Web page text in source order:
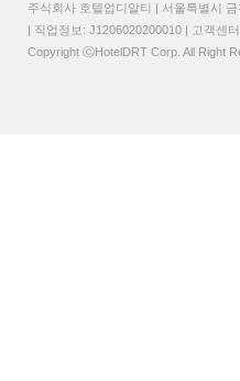
주식회사 호텔업디알티 | 서울특별시
| 직업정보: J1206020200010 | 고객센
Copyright ⓒHotelDRT Corp. All Right